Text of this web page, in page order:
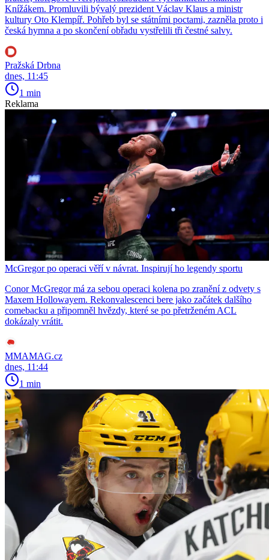
Knížákem. Promluvili bývalý prezident Václav Klaus a ministr
kultury Oto Klempíř. Pohřeb byl se státními poctami, zazněla proto i
česká hymna a po skončení obřadu vystřelili tři čestné salvy.
Pražská Drbna
dnes, 11:45
1 min
Reklama
McGregor po operaci věří v návrat. Inspirují ho legendy sportu
Conor McGregor má za sebou operaci kolena po zranění z odvety s
Maxem Hollowayem. Rekonvalescenci bere jako začátek dalšího
comebacku a připomněl hvězdy, které se po přetrženém ACL
dokázaly vrátit.
MMAMAG.cz
dnes, 11:44
1 min